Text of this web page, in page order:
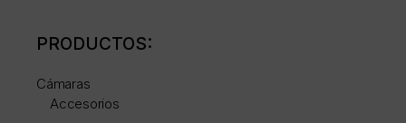
PRODUCTOS:
Cámaras
Accesorios